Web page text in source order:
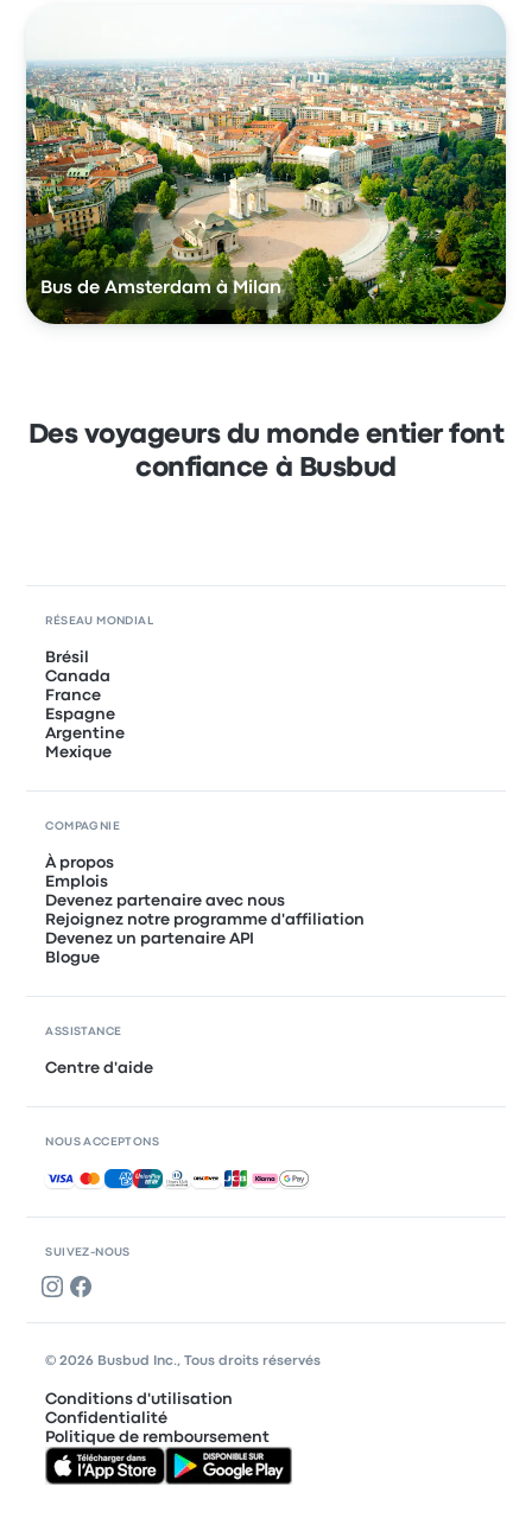
Bus de Amsterdam à Milan
Des voyageurs du monde entier font
confiance à Busbud
SUIVEZ-NOUS
RÉSEAU MONDIAL
Brésil
Canada
France
Espagne
Argentine
Mexique
COMPAGNIE
À propos
Emplois
Devenez partenaire avec nous
Rejoignez notre programme d'affiliation
Devenez un partenaire API
Blogue
ASSISTANCE
Centre d'aide
NOUS ACCEPTONS
Paiements acceptés
© 2026 Busbud Inc., Tous droits réservés
Conditions d'utilisation
Confidentialité
Politique de remboursement